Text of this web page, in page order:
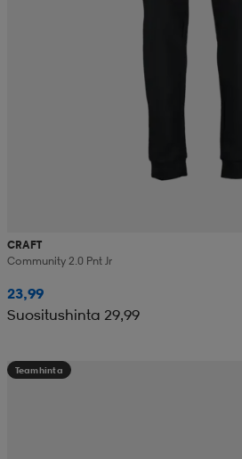
CRAFT
Community 2.0 Pnt Jr
23,99
Suositushinta 29,99
Teamhinta